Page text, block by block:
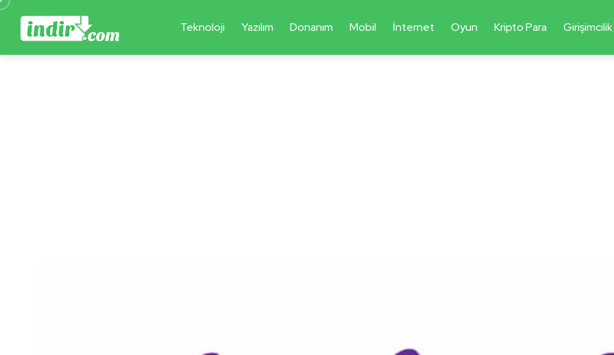
Teknoloji Yazılım Donanım Mobil İnternet Oyun Kripto Para Girişimcilik